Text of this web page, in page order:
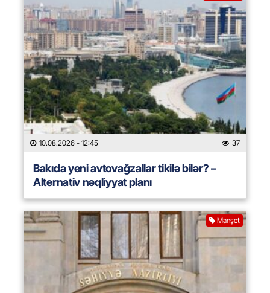
10.08.2026 - 12:45 37
Bakıda yeni avtovağzallar tikilə bilər? –
Alternativ nəqliyyat planı
Manşet